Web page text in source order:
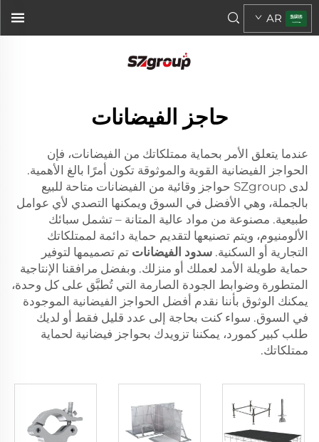
AR
حاجز الفيضانات
عندما يتعلق الأمر بحماية ممتلكاتك من الفيضانات، فإن
الحواجز الفيضانية القوية والموثوقة تكون أمرًا بالغ الأهمية.
لدى SZgroup حواجز وقائية من الفيضانات متاحة للبيع
بالجملة، وهي الأفضل في السوق ويمكنها التصدي لأي عوامل
طبيعية. مصنوعة من مواد عالية المتانة – تشمل سبائك
الألومنيوم، ويتم تصنيعها لتقديم حماية دائمة لممتلكاتك
التجارية أو السكنية. سدود الفيضانات تم تصميمها لتوفير
حماية طويلة الأمد لعملك أو منزلك. وبفضل مرافقنا الإنتاجية
المتطورة وضوابط الجودة الصارمة التي تُطبَّق على كل وحدة،
يمكنك الوثوق بأننا نقدم أفضل الحواجز الفيضانية الموجودة
في السوق. سواء كنت بحاجة إلى عدد قليل فقط أو لديك
طلب كبير كمورد، يمكننا تزويدك بحواجز فيضانية لحماية
ممتلكاتك.